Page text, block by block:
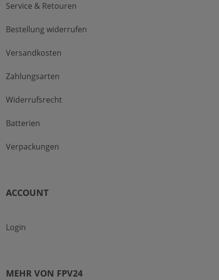
Service & Retouren
Bestellung widerrufen
Versandkosten
Zahlungsarten
Widerrufsrecht
Batterien
Verpackungen
ACCOUNT
Login
MEHR VON FPV24